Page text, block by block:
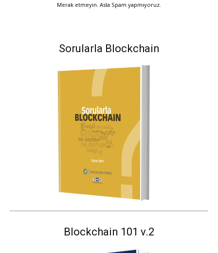
Merak etmeyin. Asla Spam yapmıyoruz.
Sorularla Blockchain
Blockchain 101 v.2